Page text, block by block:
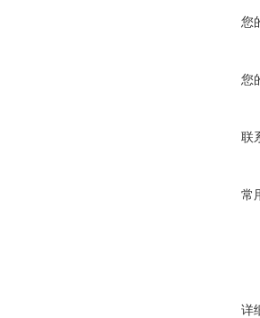
您
您
联
常
详